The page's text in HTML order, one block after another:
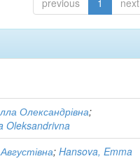
previous 1 next
Олександрівна;
Oleksandrivna
;Hansova, Emma